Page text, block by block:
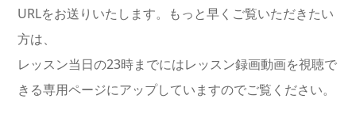
URLをお送りいたします。もっと早くご覧いただきたい
方は、
レッスン当日の23時までにはレッスン録画動画を視聴で
きる専用ページにアップしていますのでご覧ください。